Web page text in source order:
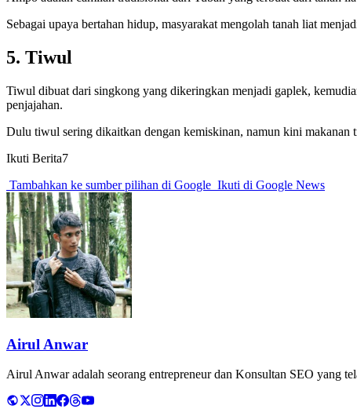
Sebagai upaya bertahan hidup, masyarakat mengolah tanah liat
5. Tiwul
Tiwul dibuat dari singkong yang dikeringkan menjadi gaplek,
penjajahan.
Dulu tiwul sering dikaitkan dengan kemiskinan, namun kini
Ikuti Berita7
Tambahkan ke sumber pilihan di Google Ikuti di Google News
Airul Anwar
Airul Anwar adalah seorang entrepreneur dan Konsultan SEO yang